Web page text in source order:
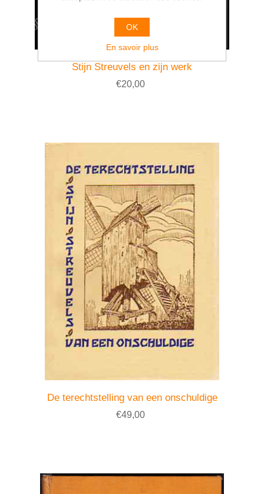
Stijn Streuvels en zijn werk
€20,00
De terechtstelling van een onschuldige
€49,00
OK
En savoir plus